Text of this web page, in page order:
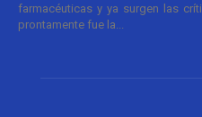
farmacéuticas y ya surgen las
prontamente fue la...